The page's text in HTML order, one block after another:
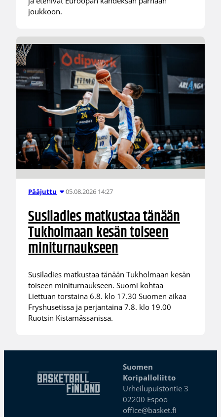
joukkoon.
Pääjuttu 05.08.2026 14:27
Susiladies matkustaa tänään
Tukholmaan kesän toiseen
miniturnaukseen
Susiladies matkustaa tänään Tukholmaan kesän
toiseen miniturnaukseen. Suomi kohtaa
Liettuan torstaina 6.8. klo 17.30 Suomen aikaa
Fryshusetissa ja perjantaina 7.8. klo 19.00
Ruotsin Kistamässanissa.
Suomen
Koripalloliitto
Urheilupuistontie 3
02200 Espoo
office@basket.fi